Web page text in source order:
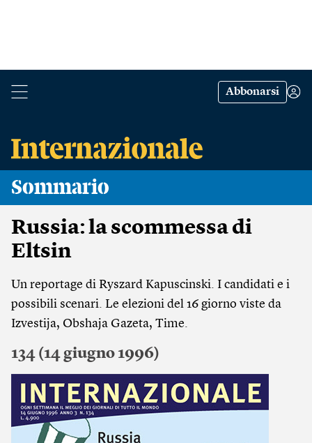
Abbonarsi
Sommario
Russia: la scommessa di
Eltsin
Un reportage di Ryszard Kapuscinski. I candidati e i
possibili scenari. Le elezioni del 16 giorno viste da
Izvestija, Obshaja Gazeta, Time.
134 (14 giugno 1996)